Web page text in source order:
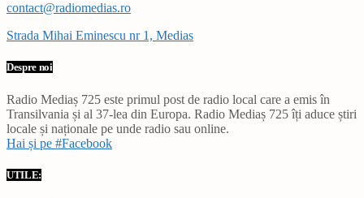
contact@radiomedias.ro
Strada Mihai Eminescu nr 1, Medias
Despre noi
Radio Mediaș 725 este primul post de radio local care a emis în
Transilvania și al 37-lea din Europa. Radio Mediaș 725 îți aduce știri
locale și naționale pe unde radio sau online.
Hai și pe #Facebook
UTILE: